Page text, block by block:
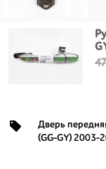
Дверь
(GG-GY) 2003-